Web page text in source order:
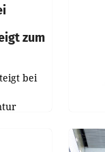
zum
bei
auf.